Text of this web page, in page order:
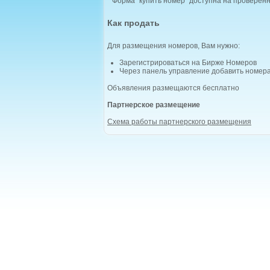
Как продать
Для размещения номеров, Вам нужно:
Зарегистрироваться на Бирже Номеров
Через панель управление добавить
Объявления размещаются бесплатно
Партнерское размещение
Схема работы партнерского размещения